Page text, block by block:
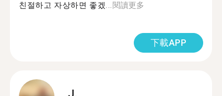
친절하고 자상하면 좋겠...閱讀更多
下載APP
J.